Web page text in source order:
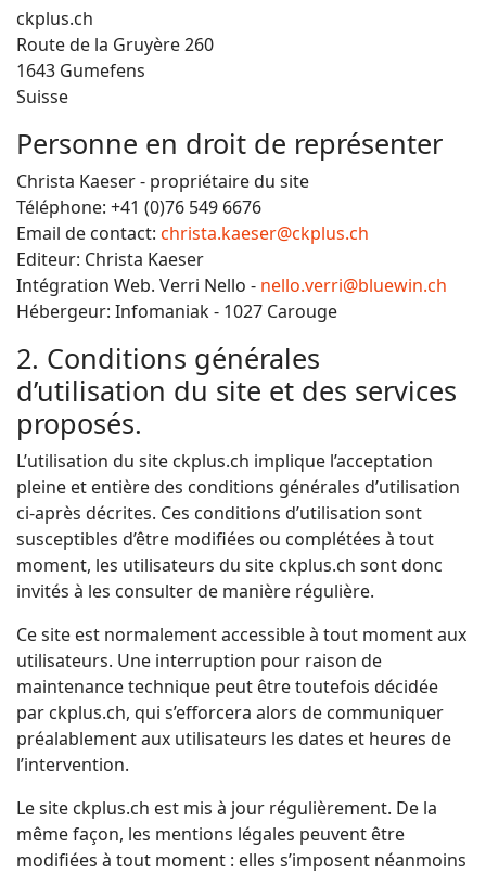
ckplus.ch
Route de la Gruyère 260
1643 Gumefens
Suisse
Personne en droit de représenter
Christa Kaeser - propriétaire du site
Téléphone: +41 (0)76 549 6676
Email de contact: christa.kaeser@ckplus.ch
Editeur: Christa Kaeser
Intégration Web. Verri Nello - nello.verri@bluewin.ch
Hébergeur: Infomaniak - 1027 Carouge
2. Conditions générales
d’utilisation du site et des services
proposés.
L’utilisation du site ckplus.ch implique l’acceptation
pleine et entière des conditions générales d’utilisation
ci-après décrites. Ces conditions d’utilisation sont
susceptibles d’être modifiées ou complétées à tout
moment, les utilisateurs du site ckplus.ch sont donc
invités à les consulter de manière régulière.
Ce site est normalement accessible à tout moment aux
utilisateurs. Une interruption pour raison de
maintenance technique peut être toutefois décidée
par ckplus.ch, qui s’efforcera alors de communiquer
préalablement aux utilisateurs les dates et heures de
l’intervention.
Le site ckplus.ch est mis à jour régulièrement. De la
même façon, les mentions légales peuvent être
modifiées à tout moment : elles s’imposent néanmoins